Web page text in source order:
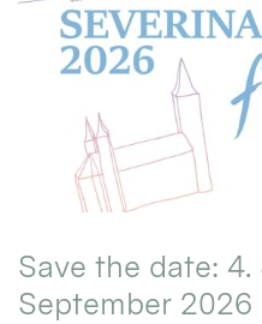
Save the date: 4.
September 2026